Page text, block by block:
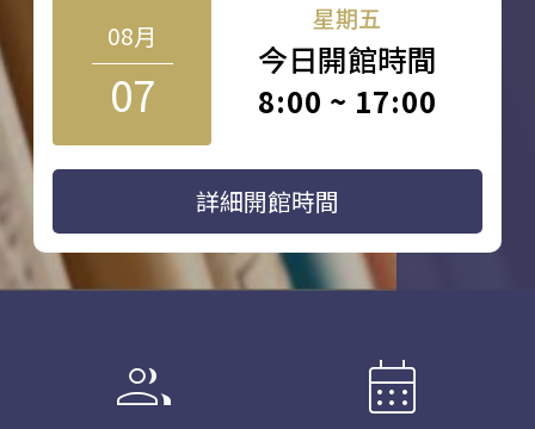
08月
07
星期五
今日開館時間
8:00 ~ 17:00
詳細開館時間
group calendar_month